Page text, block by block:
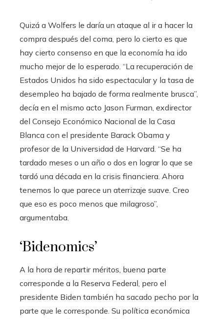
Quizá a Wolfers le daría un ataque al ir a hacer la
compra después del coma, pero lo cierto es que
hay cierto consenso en que la economía ha ido
mucho mejor de lo esperado. “La recuperación de
Estados Unidos ha sido espectacular y la tasa de
desempleo ha bajado de forma realmente brusca”,
decía en el mismo acto Jason Furman, exdirector
del Consejo Económico Nacional de la Casa
Blanca con el presidente Barack Obama y
profesor de la Universidad de Harvard. “Se ha
tardado meses o un año o dos en lograr lo que se
tardó una década en la crisis financiera. Ahora
tenemos lo que parece un aterrizaje suave. Creo
que eso es poco menos que milagroso”,
argumentaba.
‘Bidenomics’
A la hora de repartir méritos, buena parte
corresponde a la Reserva Federal, pero el
presidente Biden también ha sacado pecho por la
parte que le corresponde. Su política económica